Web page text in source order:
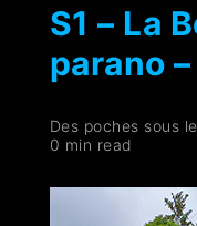
S1 – La
parano
Des poches sous
0 min read